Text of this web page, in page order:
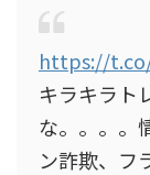
https://
キラキラト
な。。。。
ン詐欺、フ